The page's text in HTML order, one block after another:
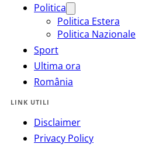
Politica
Politica Estera
Politica Nazionale
Sport
Ultima ora
România
LINK UTILI
Disclaimer
Privacy Policy